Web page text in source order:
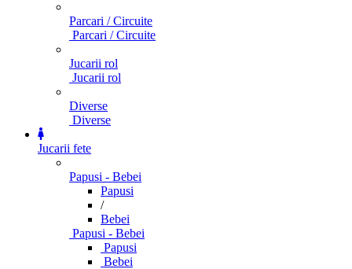
Parcari / Circuite
Parcari / Circuite
Jucarii rol
Jucarii rol
Diverse
Diverse
Jucarii fete
Papusi - Bebei
Papusi
/
Bebei
Papusi - Bebei
Papusi
Bebei